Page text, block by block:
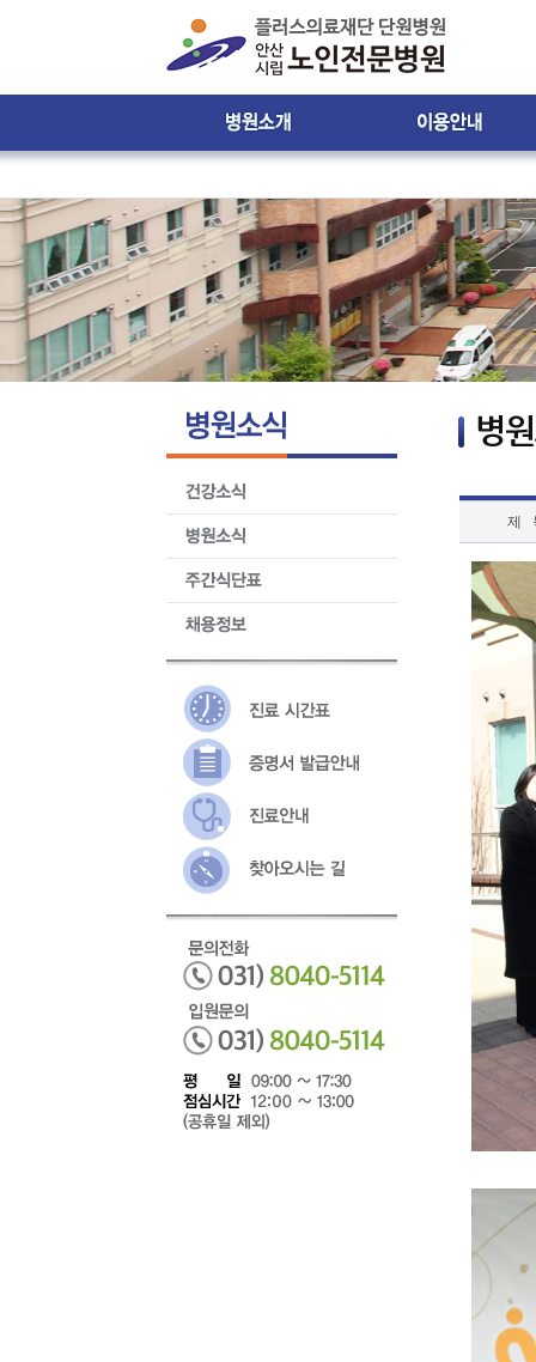
비젼 & 미션
병원 둘러보기
윤리강령
찾아오시는 길
진료시간표
입ㆍ퇴원 안내
입원생활 안내
원내 배치도 안내
원내 전화번호 안내
제증명서발급안내
제